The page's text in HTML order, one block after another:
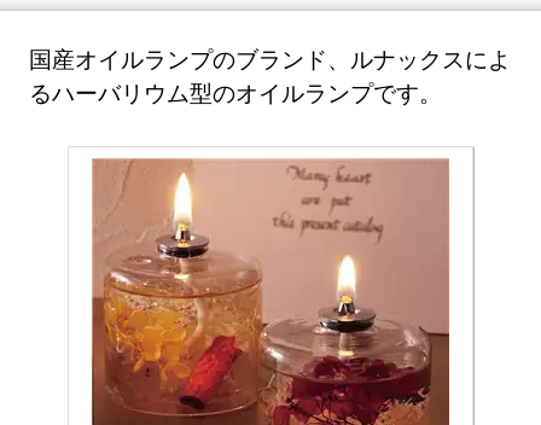
国産オイルランプのブランド、ルナックスによ
るハーバリウム型のオイルランプです。